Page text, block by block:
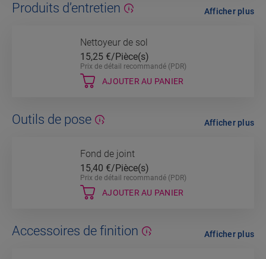
Produits d’entretien
Nettoyeur de sol
15,25 €/Pièce(s)
Prix de détail recommandé (PDR)
AJOUTER AU PANIER
Afficher plus
Outils de pose
Fond de joint
15,40 €/Pièce(s)
Prix de détail recommandé (PDR)
AJOUTER AU PANIER
Afficher plus
Accessoires de finition Afficher plus